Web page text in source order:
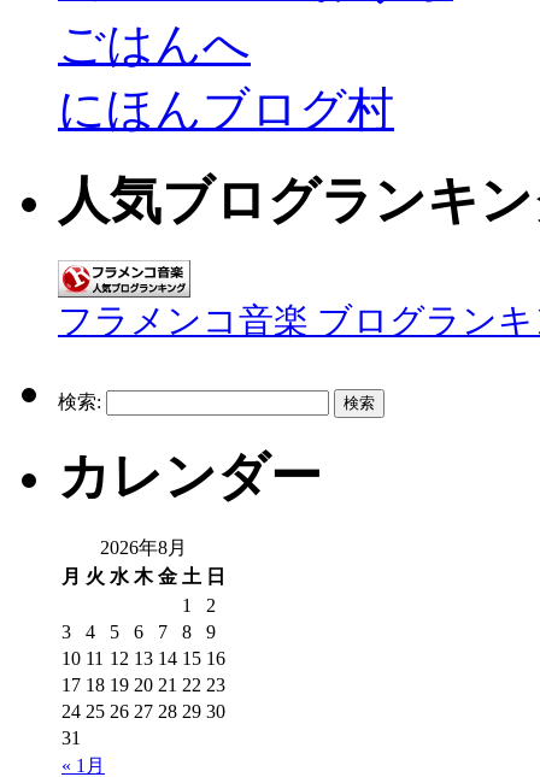
にほんブログ村
人気ブログランキ
フラメンコ音楽 ブログラン
検索:
カレンダー
2026年8月
月 火 水 木 金 土 日
« 1月
1
2
3
4 5 6 7 8
9
10 11 12 13 14 15 16
17 18 19 20 21 22 23
24 25 26 27 28 29 30
31